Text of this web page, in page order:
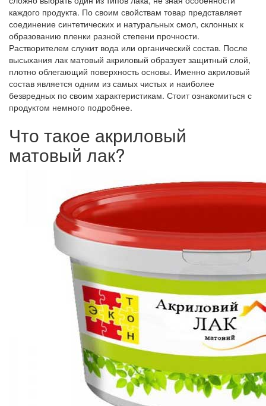
каждого продукта. По своим свойствам товар представляет
соединение синтетических и натуральных смол, склонных к
образованию пленки разной степени прочности.
Растворителем служит вода или органический состав. После
высыхания лак матовый акриловый образует защитный слой,
плотно облегающий поверхность основы. Именно акриловый
состав является одним из самых чистых и наиболее
безвредных по своим характеристикам. Стоит ознакомиться с
продуктом немного подробнее.
Что такое акриловый
матовый лак?